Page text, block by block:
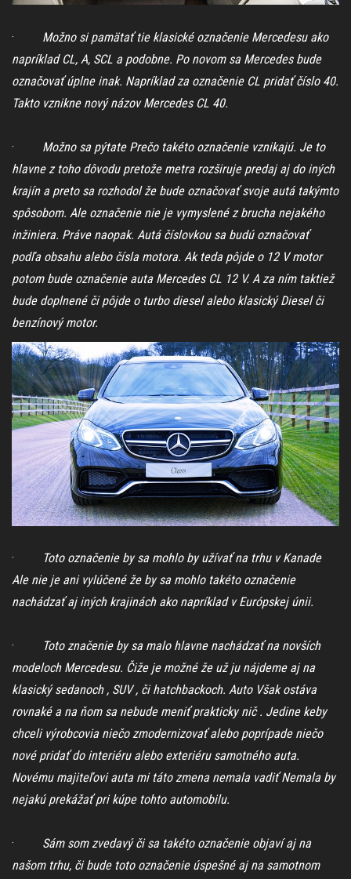
· Možno si pamätať tie klasické označenie Mercedesu ako
napríklad CL, A, SCL a podobne. Po novom sa Mercedes bude
označovať úplne inak. Napríklad za označenie CL pridať číslo 40.
Takto vznikne nový názov Mercedes CL 40.
· Možno sa pýtate Prečo takéto označenie vznikajú. Je to
hlavne z toho dôvodu pretože metra rozširuje predaj aj do iných
krajín a preto sa rozhodol že bude označovať svoje autá takýmto
spôsobom. Ale označenie nie je vymyslené z brucha nejakého
inžiniera. Práve naopak. Autá číslovkou sa budú označovať
podľa obsahu alebo čísla motora. Ak teda pôjde o 12 V motor
potom bude označenie auta Mercedes CL 12 V. A za ním taktiež
bude doplnené či pôjde o turbo diesel alebo klasický Diesel či
benzínový motor.
·
Toto označenie by sa mohlo by užívať na trhu v Kanade
Ale nie je ani vylúčené že by sa mohlo takéto označenie
nachádzať aj iných krajinách ako napríklad v Európskej únii.
·
Toto značenie by sa malo hlavne nachádzať na novších
modeloch Mercedesu. Čiže je možné že už ju nájdeme aj na
klasický sedanoch , SUV , či hatchbackoch. Auto Však ostáva
rovnaké a na ňom sa nebude meniť prakticky nič . Jedine keby
chceli výrobcovia niečo zmodernizovať alebo poprípade niečo
nové pridať do interiéru alebo exteriéru samotného auta.
Novému majiteľovi auta mi táto zmena nemala vadiť Nemala by
nejakú prekážať pri kúpe tohto automobilu.
· Sám som zvedavý či sa takéto označenie objaví aj na
našom trhu, či bude toto označenie úspešné aj na samotnom